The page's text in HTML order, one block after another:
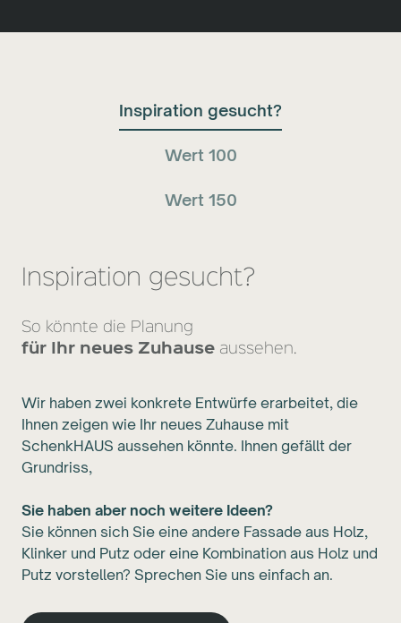
Inspiration gesucht?
Wert 100
Wert 150
Inspiration gesucht?
So könnte die Planung
für Ihr neues Zuhause aussehen.
Wir haben zwei konkrete Entwürfe erarbeitet, die
Ihnen zeigen wie Ihr neues Zuhause mit
SchenkHAUS aussehen könnte. Ihnen gefällt der
Grundriss,
Sie haben aber noch weitere Ideen?
Sie können sich Sie eine andere Fassade aus Holz,
Klinker und Putz oder eine Kombination aus Holz und
Putz vorstellen? Sprechen Sie uns einfach an.